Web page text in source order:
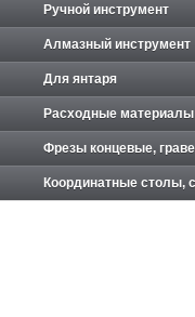
Ручной инструмент
Алмазный инструмент
Для янтаря
Расходные материалы
Фрезы концевые,
Координатные столы,